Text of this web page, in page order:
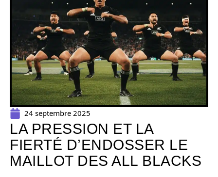
24 septembre 2025
LA PRESSION ET LA
FIERTÉ D’ENDOSSER LE
MAILLOT DES ALL BLACKS